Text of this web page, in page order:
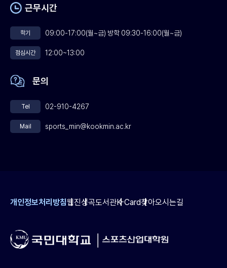
개인정보처리방침웹진성곡도서관K-Card찾아오시는길
근무시간
학기 09:00-17:00(월~금) 방학 09:30-16:00(월~금)
점심시간 12:00~13:00
문의
Tel 02-910-4267
Mail sports_min@kookmin.ac.kr